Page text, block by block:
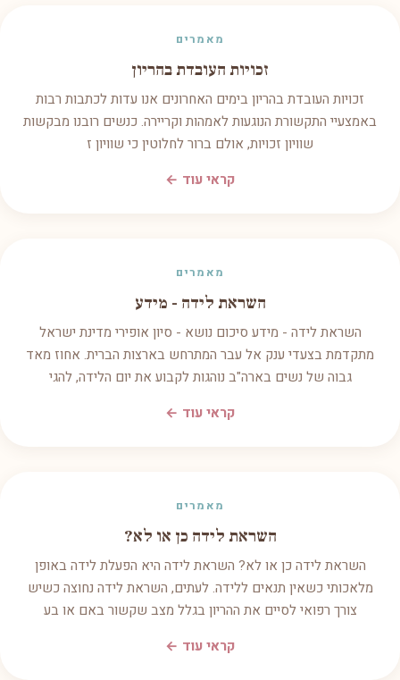
מאמרים
זכויות העובדת בהריון
זכויות העובדת בהריון בימים האחרונים אנו עדות לכתבות רבות
באמצעיי התקשורת הנוגעות לאמהות וקריירה. כנשים רובנו מבקשות
שוויון זכויות, אולם ברור לחלוטין כי שוויון ז
קראי עוד ←
מאמרים
השראת לידה - מידע
השראת לידה - מידע סיכום נושא - סיון אופירי מדינת ישראל
מתקדמת בצעדי ענק אל עבר המתרחש בארצות הברית. אחוז מאד
גבוה של נשים בארה"ב נוהגות לקבוע את יום הלידה, להגי
קראי עוד ←
מאמרים
השראת לידה כן או לא?
השראת לידה כן או לא? השראת לידה היא הפעלת לידה באופן
מלאכותי כשאין תנאים ללידה. לעתים, השראת לידה נחוצה כשיש
צורך רפואי לסיים את ההריון בגלל מצב שקשור באם או בע
קראי עוד ←